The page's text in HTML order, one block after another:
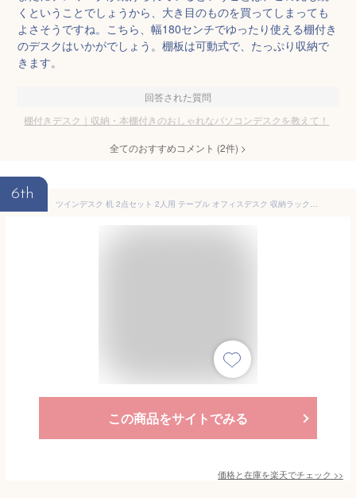
くということでしょうから、大き目のものを買ってしまっても
よさそうですね。こちら、幅180センチでゆったり使える棚付き
のデスクはいかがでしょう。棚板は可動式で、たっぷり収納で
きます。
回答された質問
棚付きデスク｜収納・本棚付きのおしゃれなパソコンデスクを教えて！
全てのおすすめコメント (2件) >
6th
ツインデスク 机 2点セット 2人用 テーブル オフィスデスク 収納ラック付き 学習机 書斎机 パソコンデスク
この商品をサイトでみる
価格と在庫を楽天でチェック >>